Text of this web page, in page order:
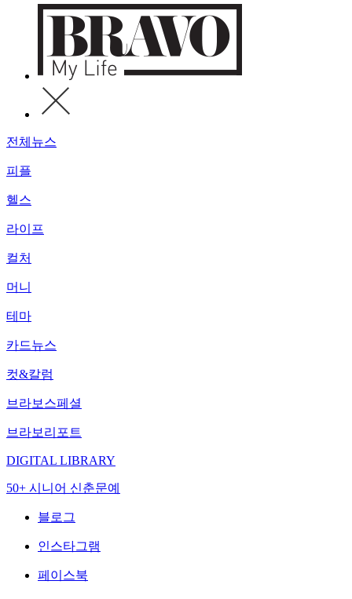
전체뉴스
피플
헬스
라이프
컬처
머니
테마
카드뉴스
컷&칼럼
브라보스페셜
브라보리포트
DIGITAL LIBRARY
50+ 시니어 신춘문예
블로그
인스타그램
페이스북